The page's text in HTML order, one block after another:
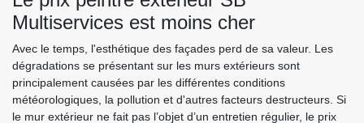
Multiservices est moins cher
Avec le temps, l'esthétique des façades perd de sa valeur. Les
dégradations se présentant sur les murs extérieurs sont
principalement causées par les différentes conditions
météorologiques, la pollution et d'autres facteurs destructeurs. Si
le mur extérieur ne fait pas l’objet d’un entretien régulier, le prix